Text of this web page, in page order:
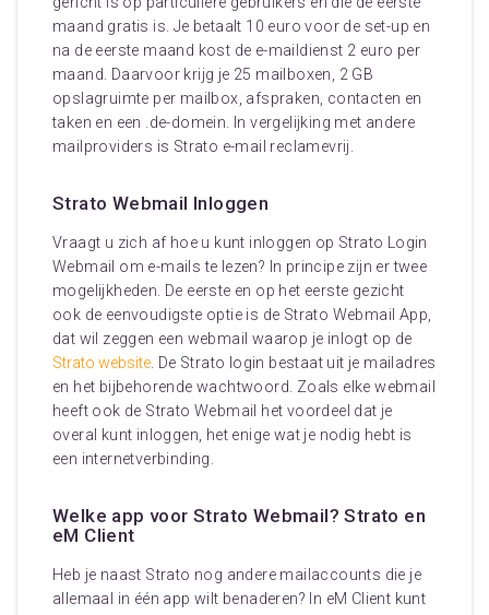
maand gratis is. Je betaalt 10 euro voor de set-up en
na de eerste maand kost de e-maildienst 2 euro per
maand. Daarvoor krijg je 25 mailboxen, 2 GB
opslagruimte per mailbox, afspraken, contacten en
taken en een .de-domein. In vergelijking met andere
mailproviders is Strato e-mail reclamevrij.
Strato Webmail Inloggen
Vraagt u zich af hoe u kunt inloggen op Strato Login
Webmail om e-mails te lezen? In principe zijn er twee
mogelijkheden. De eerste en op het eerste gezicht
ook de eenvoudigste optie is de Strato Webmail App,
dat wil zeggen een webmail waarop je inlogt op de
Strato website . De Strato login bestaat uit je mailadres
en het bijbehorende wachtwoord. Zoals elke webmail
heeft ook de Strato Webmail het voordeel dat je
overal kunt inloggen, het enige wat je nodig hebt is
een internetverbinding.
Welke app voor Strato Webmail? Strato en
eM Client
Heb je naast Strato nog andere mailaccounts die je
allemaal in één app wilt benaderen? In eM Client kunt